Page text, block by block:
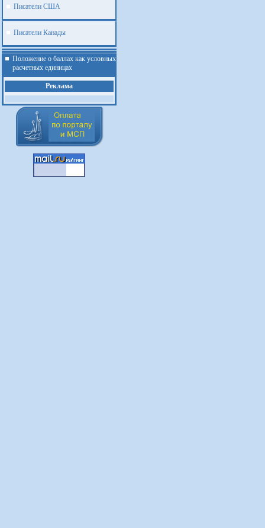
Писатели США
Писатели Канады
Положение о баллах как условных
расчетных единицах
Реклама